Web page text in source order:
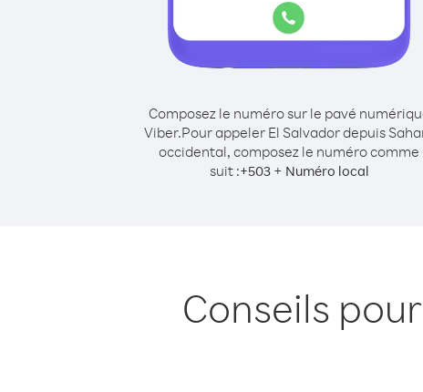
Composez le numéro sur le pavé
Viber.Pour appeler El Salvador depuis
occidental, composez le numéro comme
suit :+503+ Numéro local
Conseils